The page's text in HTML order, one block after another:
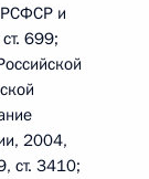
РСФСР и
699;
2004,
ст. 3410;